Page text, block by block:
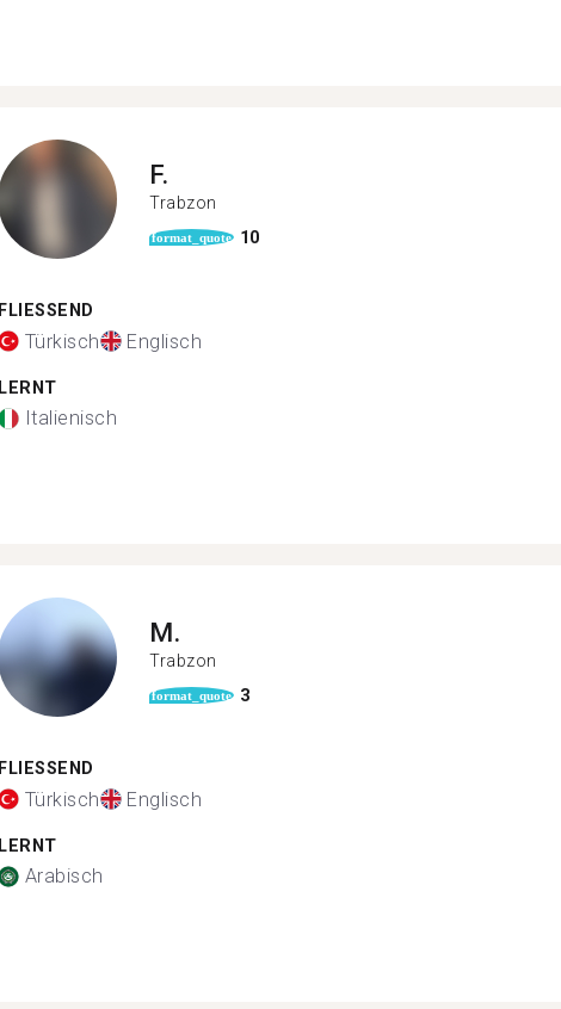
F.
Trabzon
format_quote 10
FLIESSEND
Türkisch Englisch
LERNT
Italienisch
M.
Trabzon
format_quote 3
FLIESSEND
Türkisch Englisch
LERNT
Arabisch